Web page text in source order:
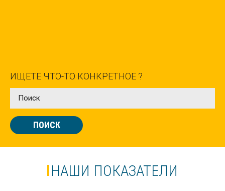
ЛІТНІ КАНІКУЛИ В БАТІ
Лето
ВАЛЛЕТТА | CAVENDISH SCHOOL
ИЩЕТЕ ЧТО-ТО КОНКРЕТНОЕ ?
ПОИСК
НАШИ ПОКАЗАТЕЛИ